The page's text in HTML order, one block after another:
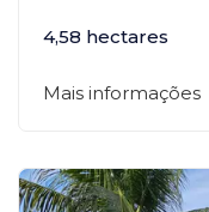
4,58 hectares
Mais informações